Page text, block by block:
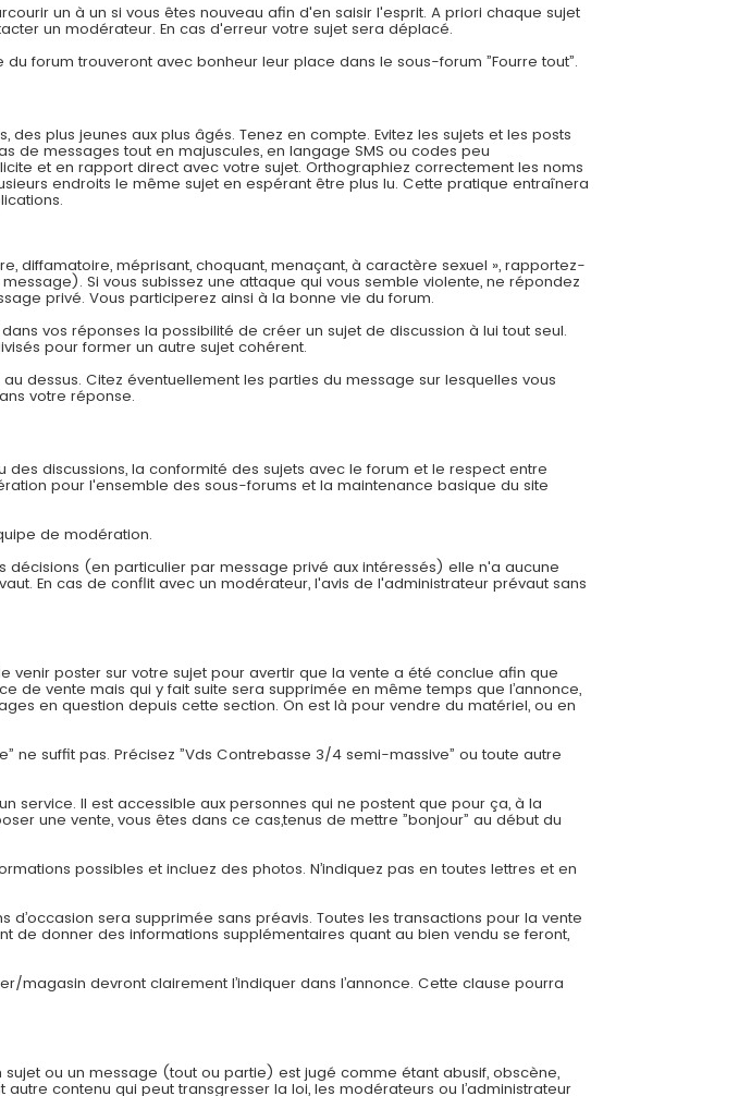
un à un si vous êtes nouveau afin d'en saisir l'esprit. A priori chaque sujet
un modérateur. En cas d'erreur votre sujet sera déplacé.
forum trouveront avec bonheur leur place dans le sous-forum ”Fourre tout”.
des plus jeunes aux plus âgés. Tenez en compte. Evitez les sujets et les posts
de messages tout en majuscules, en langage SMS ou codes peu
et en rapport direct avec votre sujet. Orthographiez correctement les noms
endroits le même sujet en espérant être plus lu. Cette pratique entraînera
diffamatoire, méprisant, choquant, menaçant, à caractère sexuel », rapportez-
Si vous subissez une attaque qui vous semble violente, ne répondez
privé. Vous participerez ainsi à la bonne vie du forum.
vos réponses la possibilité de créer un sujet de discussion à lui tout seul.
pour former un autre sujet cohérent.
dessus. Citez éventuellement les parties du message sur lesquelles vous
votre réponse.
discussions, la conformité des sujets avec le forum et le respect entre
pour l'ensemble des sous-forums et la maintenance basique du site
de modération.
(en particulier par message privé aux intéressés) elle n'a aucune
En cas de conflit avec un modérateur, l'avis de l'administrateur prévaut sans
venir poster sur votre sujet pour avertir que la vente a été conclue afin que
de vente mais qui y fait suite sera supprimée en même temps que l’annonce,
en question depuis cette section. On est là pour vendre du matériel, ou en
ne suffit pas. Précisez ”Vds Contrebasse 3/4 semi-massive” ou toute autre
un service. Il est accessible aux personnes qui ne postent que pour ça, à la
une vente, vous êtes dans ce cas,tenus de mettre ”bonjour” au début du
possibles et incluez des photos. N’indiquez pas en toutes lettres et en
d’occasion sera supprimée sans préavis. Toutes les transactions pour la vente
de donner des informations supplémentaires quant au bien vendu se feront,
devront clairement l’indiquer dans l’annonce. Cette clause pourra
ou un message (tout ou partie) est jugé comme étant abusif, obscène,
contenu qui peut transgresser la loi, les modérateurs ou l’administrateur